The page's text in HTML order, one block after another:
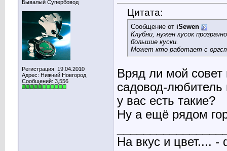
Бывалый Супербовод
Регистрация: 19.04.2010
Адрес: Нижний Новгород
Сообщений: 3,556
Цитата:
Сообщение от iSewen
Клубни, нужен кусок
большие куски.
Может кто работает с
Вряд ли мой совет
садовод-любитель
у вас есть такие?
Ну а ещё рядом
На вкус и цвет....